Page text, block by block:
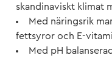
skandinaviskt klimat
Med näringsrik
fettsyror och E-
Med pH